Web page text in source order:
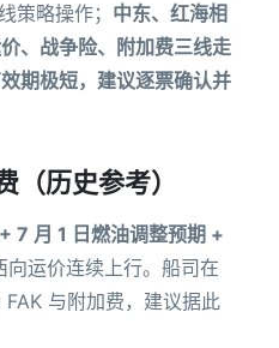
策略操作； 中东、红海相
、战争险、附加费三线走
期极短，建议逐票确认并
（历史参考）
7 月 1 日燃油调整预期 +
向运价连续上行。船司在
与附加费，建议据此